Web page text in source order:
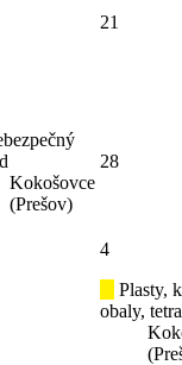
21
Kokošovce
(Prešov)
28
4
Plasty,
obaly,